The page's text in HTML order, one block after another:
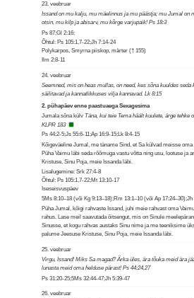
23. veebruar
Issand on mu kalju, mu mäelinnus ja mu päästja; mu Jumal on
otsin, mu kilp ja abisarv, mu kõrge varjupaik! Ps 18:3
Ps 87;Gl 2:16;
Õhtul: Ps 105:1,7-22;Jh 7:14-24
Polykarpos, Smyrna piiskop, märter († 155)
Ilm 2:8-11
24. veebruar
Seemned, mis on heas mullas, on need, kes sõna kuuldes seda
säilitavad ja kannatlikkuses vilja kannavad. Lk 8:15
2. pühapäev enne paastuaega Sexagesima
Jumala sõna külv Täna, kui teie Tema häält kuulete, ärge tehke
KLPR 183
Ps 44:2-5;Js 55:6-11;Ap 16:9-15;Lk 8:4-15
Kõigeväeline Jumal, me täname Sind, et Sa külvad meisse
Püha Vaimu läbi seda rõõmuga vastu võtta ning usu, lootuse ja
Kristuse, Sinu Poja, meie Issanda läbi.
Lisalugemine: Srk 27:4-8
Õhtul: Ps 105:1,7-22;Mt 13:10-17
Iseseisvuspäev
5Ms 8:10–18 (või Kg 9:13–18);Rm 13:1–10 (või Ap
Püha Jumal, kõigi rahvaste Issand, juhi meie rahvast oma
rahus. Lase meil saavutada õitsengut, mis on Sinule
Sinusse, et kogu rahvas austaks Sinu nime ja me teeniksime
palume Jeesuse Kristuse, Sinu Poja, meie Issanda läbi.
25. veebruar
Virgu, Issand! Miks Sa magad? Ärka üles, ära tõuka meid ära
lunasta meid oma helduse pärast! Ps 44:24,27
Ps 31:20-25;5Ms 32:44-47;Jh 5:39-47
26. veebruar